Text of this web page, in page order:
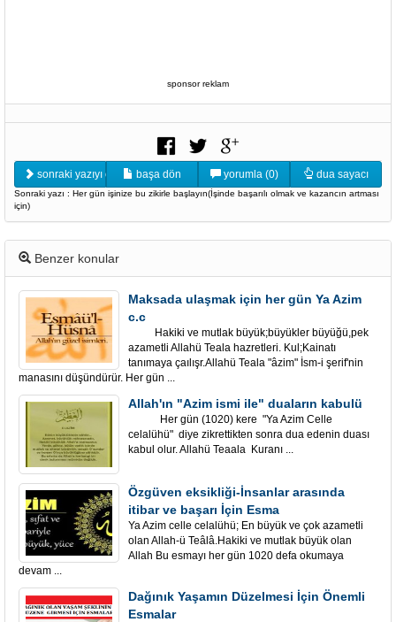
sponsor reklam
sonraki yazıyı oku başa dön yorumla (0) dua sayacı
Sonraki yazı : Her gün işinize bu zikirle başlayın(İşinde başarılı olmak ve kazancın artması
için)
Benzer konular
Maksada ulaşmak için her gün Ya Azim
c.c
Hakiki ve mutlak büyük;büyükler büyüğü,pek
azametli Allahü Teala hazretleri. Kul;Kainatı
tanımaya çaılışr.Allahü Teala "âzim" İsm-i şerif'nin
manasını düşündürür. Her gün ...
Allah'ın "Azim ismi ile" duaların kabulü
Her gün (1020) kere "Ya Azim Celle
celalühü" diye zikrettikten sonra dua edenin duası
kabul olur. Allahü Teaala Kuranı ...
Özgüven eksikliği-İnsanlar arasında
itibar ve başarı İçin Esma
Ya Azim celle celalühü; En büyük ve çok azametli
olan Allah-ü Teâlâ.Hakiki ve mutlak büyük olan
Allah Bu esmayı her gün 1020 defa okumaya
devam ...
Dağınık Yaşamın Düzelmesi İçin Önemli
Esmalar